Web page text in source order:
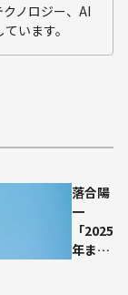
ノロジー、AI
います。
落合陽
一
「2025
年まで